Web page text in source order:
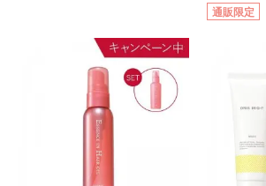
通販限定